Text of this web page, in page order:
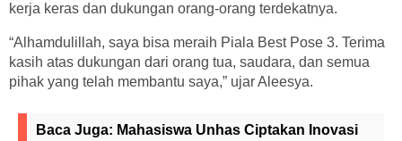
kerja keras dan dukungan orang-orang terdekatnya.
“Alhamdulillah, saya bisa meraih Piala Best Pose 3. Terima
kasih atas dukungan dari orang tua, saudara, dan semua
pihak yang telah membantu saya,” ujar Aleesya.
Baca Juga: Mahasiswa Unhas Ciptakan Inovasi